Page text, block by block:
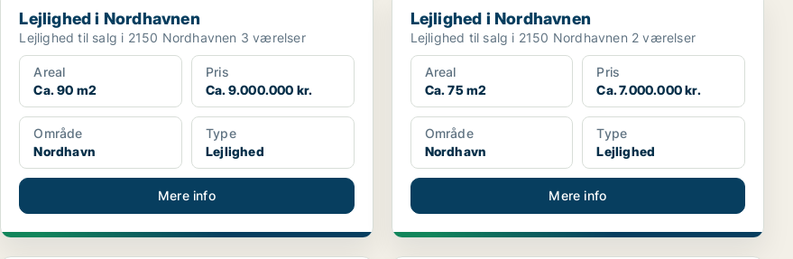
Lejlighed i Nordhavnen
Lejlighed til salg i 2150 Nordhavnen 3 værelser
Areal
Ca. 90 m2
Pris
Ca. 9.000.000 kr.
Område
Nordhavn
Type
Lejlighed
Mere info
Lejlighed i Nordhavnen
Lejlighed til salg i 2150 Nordhavnen 2 værelser
Areal
Ca. 75 m2
Pris
Ca. 7.000.000 kr.
Område
Nordhavn
Type
Lejlighed
Mere info